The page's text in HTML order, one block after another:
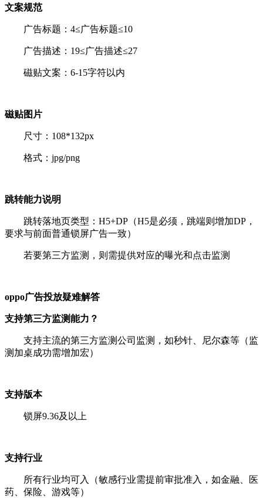
文案规范
广告标题： 4≤广告标题≤10
广告描述：19≤广告描述≤27
磁贴文案：6-15字符以内
磁贴图片
尺寸：108*132px
格式：jpg/png
跳转能力说明
跳转落地页类型：H5+DP（H5是必须，跳端则增加DP，
要求与前面普通锁屏广告一致）
若要第三方监测，则需提供对应的曝光和点击监测
oppo广告投放疑难解答
支持第三方监测能力？
支持主流的第三方监测公司监测，如秒针、尼尔森等（监
测加桌成功需增加宏）
支持版本
锁屏9.36及以上
支持行业
所有行业均可入（敏感行业需提前审批准入，如金融、医
药、保险、游戏等）